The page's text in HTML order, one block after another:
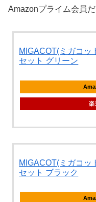
Amazonプライム会員
MIGACOT(ミガコッ
セット グリーン
楽
MIGACOT(ミガコッ
セット ブラック